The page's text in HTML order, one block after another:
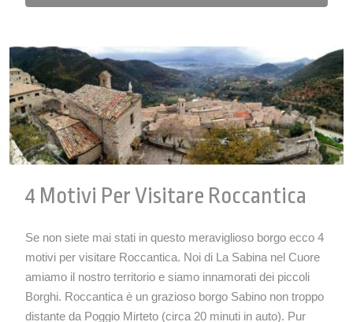
4 Motivi Per Visitare Roccantica
Se non siete mai stati in questo meraviglioso borgo ecco 4
motivi per visitare Roccantica. Noi di La Sabina nel Cuore
amiamo il nostro territorio e siamo innamorati dei piccoli
Borghi. Roccantica è un grazioso borgo Sabino non troppo
distante da Poggio Mirteto (circa 20 minuti in auto). Pur